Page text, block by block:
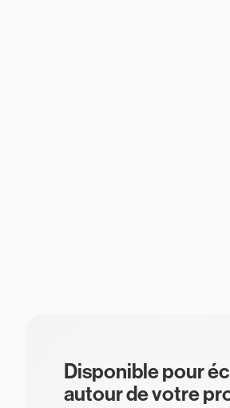
Disponible pour
autour de votre